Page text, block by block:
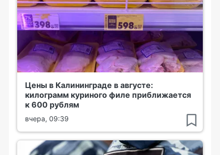
Цены в Калининграде в августе:
килограмм куриного филе приближается
к 600 рублям
вчера, 09:39